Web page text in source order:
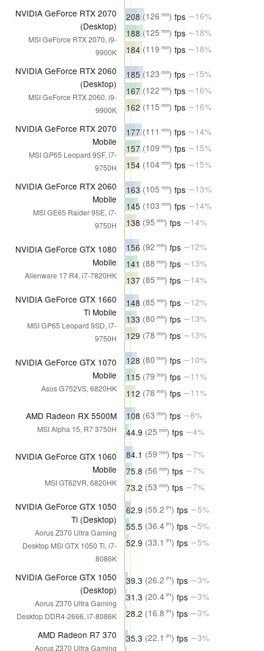
NVIDIA GeForce RTX 2070
(Desktop)
MSI GeForce RTX 2070, i9-
9900K
208(126 min) fps ∼16%
188(125 min) fps ∼18%
184(119 min) fps ∼18%
NVIDIA GeForce RTX 2060
(Desktop)
MSI GeForce RTX 2060, i9-
9900K
185(123 min) fps ∼15%
167(122 min) fps ∼16%
162 (115 min) fps ∼16%
NVIDIA GeForce RTX 2070
Mobile
MSI GP65 Leopard 9SF, i7-
9750H
177(111 min) fps ∼14%
157 (109 min) fps ∼15%
154 (104 min) fps ∼15%
NVIDIA GeForce RTX 2060
Mobile
MSI GE65 Raider 9SE, i7-
9750H
163 (105 min) fps ∼13%
145 (103 min) fps ∼14%
138 (95 min) fps ∼14%
NVIDIA GeForce GTX 1080
Mobile
Alienware 17 R4, i7-7820HK
156 (92 min) fps ∼12%
141 (88 min) fps ∼13%
137 (85 min) fps ∼14%
NVIDIA GeForce GTX 1660
Ti Mobile
MSI GP65 Leopard 9SD, i7-
9750H
148 (85 min) fps ∼12%
133 (80 min) fps ∼13%
129 (78 min) fps ∼13%
NVIDIA GeForce GTX 1070
Mobile
Asus G752VS, 6820HK
128 (80 min) fps ∼10%
115 (79 min) fps ∼11%
112 (78 min) fps ∼11%
AMD Radeon RX 5500M
MSI Alpha 15, R7 3750H
108 (63 min) fps ∼8%
44.9 (25 min) fps ∼4%
NVIDIA GeForce GTX 1060
Mobile
MSI GT62VR, 6820HK
84.1 (59 min) fps ∼7%
75.8 (56 min) fps ∼7%
73.2 (53 min) fps ∼7%
NVIDIA GeForce GTX 1050
Ti (Desktop)
Aorus Z370 Ultra Gaming
Desktop MSI GTX 1050 Ti, i7-
8086K
62.9 (55.2 P1) fps ∼5%
55.5 (36.4 P1) fps ∼5%
52.9 (33.1 P1) fps ∼5%
NVIDIA GeForce GTX 1050
(Desktop)
Aorus Z370 Ultra Gaming
Desktop DDR4-2666, i7-8086K
39.3 (26.2 P1) fps ∼3%
31.3 (20.4 P1) fps ∼3%
28.2 (16.8 P1) fps ∼3%
AMD Radeon R7 370
Aorus Z370 Ultra Gaming
35.3 (22.1 P1) fps ∼3%